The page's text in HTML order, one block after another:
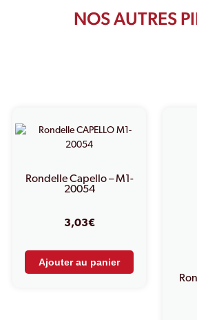
NOS AUTRES
Rondelle Capello – M1-
20054
3,03€
Ajouter au panier